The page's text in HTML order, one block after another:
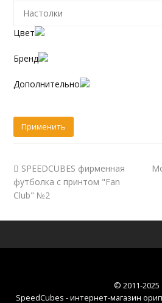
Настолки
Цвет
Бренд
Дополнительно
SPEEDCUBES фирменная
футболка с принтом "Fan
Club" №2
© 2011-2025
SpeedCubes - интернет-магазин